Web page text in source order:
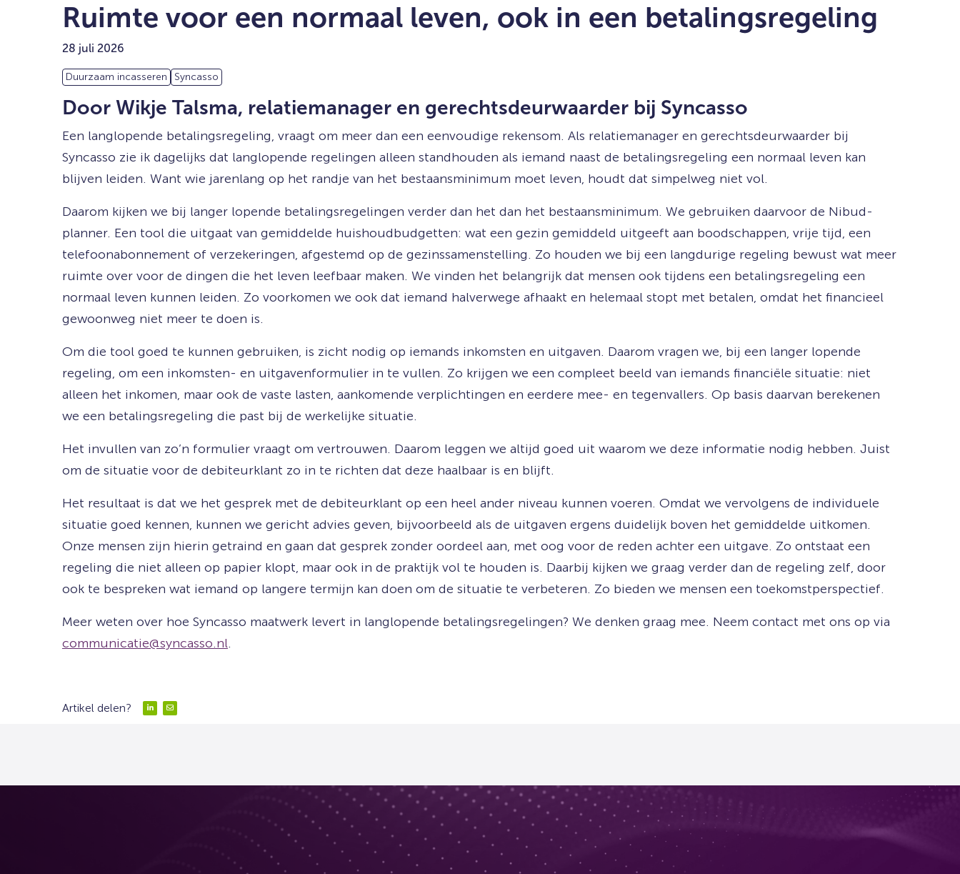
Ruimte voor een normaal leven, ook in een betalingsregeling
28 juli 2026
Duurzaam incasseren Syncasso
Door Wikje Talsma, relatiemanager en gerechtsdeurwaarder bij Syncasso
Een langlopende betalingsregeling, vraagt om meer dan een eenvoudige rekensom. Als relatiemanager en gerechtsdeurwaarder bij
Syncasso zie ik dagelijks dat langlopende regelingen alleen standhouden als iemand naast de betalingsregeling een normaal leven kan
blijven leiden. Want wie jarenlang op het randje van het bestaansminimum moet leven, houdt dat simpelweg niet vol.
Daarom kijken we bij langer lopende betalingsregelingen verder dan het dan het bestaansminimum. We gebruiken daarvoor de Nibud-
planner. Een tool die uitgaat van gemiddelde huishoudbudgetten: wat een gezin gemiddeld uitgeeft aan boodschappen, vrije tijd, een
telefoonabonnement of verzekeringen, afgestemd op de gezinssamenstelling. Zo houden we bij een langdurige regeling bewust wat meer
ruimte over voor de dingen die het leven leefbaar maken. We vinden het belangrijk dat mensen ook tijdens een betalingsregeling een
normaal leven kunnen leiden. Zo voorkomen we ook dat iemand halverwege afhaakt en helemaal stopt met betalen, omdat het financieel
gewoonweg niet meer te doen is.
Om die tool goed te kunnen gebruiken, is zicht nodig op iemands inkomsten en uitgaven. Daarom vragen we, bij een langer lopende
regeling, om een inkomsten- en uitgavenformulier in te vullen. Zo krijgen we een compleet beeld van iemands financiële situatie: niet
alleen het inkomen, maar ook de vaste lasten, aankomende verplichtingen en eerdere mee- en tegenvallers. Op basis daarvan berekenen
we een betalingsregeling die past bij de werkelijke situatie.
Het invullen van zo’n formulier vraagt om vertrouwen. Daarom leggen we altijd goed uit waarom we deze informatie nodig hebben. Juist
om de situatie voor de debiteurklant zo in te richten dat deze haalbaar is en blijft.
Het resultaat is dat we het gesprek met de debiteurklant op een heel ander niveau kunnen voeren. Omdat we vervolgens de individuele
situatie goed kennen, kunnen we gericht advies geven, bijvoorbeeld als de uitgaven ergens duidelijk boven het gemiddelde uitkomen.
Onze mensen zijn hierin getraind en gaan dat gesprek zonder oordeel aan, met oog voor de reden achter een uitgave. Zo ontstaat een
regeling die niet alleen op papier klopt, maar ook in de praktijk vol te houden is. Daarbij kijken we graag verder dan de regeling zelf, door
ook te bespreken wat iemand op langere termijn kan doen om de situatie te verbeteren. Zo bieden we mensen een toekomstperspectief.
Meer weten over hoe Syncasso maatwerk levert in langlopende betalingsregelingen? We denken graag mee. Neem contact met ons op via
communicatie@syncasso.nl.
Artikel delen?
DelenDelen